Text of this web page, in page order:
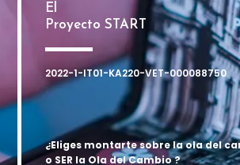
El
Proyecto START
2022-1-IT01-KA220-VET-000088750
¿Eliges montarte sobre la ola del
o SER la Ola del Cambio ?